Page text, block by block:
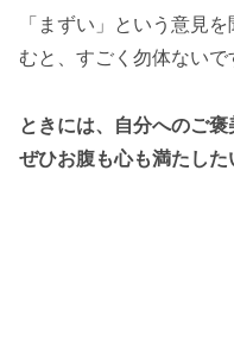
「まずい」という意見
むと、すごく勿体ないで
ときには、自分へのご褒
ぜひお腹も心も満たした